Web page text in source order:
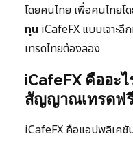
โดยคนไทย เพื่อคนไทยโด
ทุน iCafeFX แบบเจาะ
เทรดไทยต้องลอง
iCafeFX คืออะ
สัญญาณเทรดฟ
iCafeFX คือแอปพลิเค